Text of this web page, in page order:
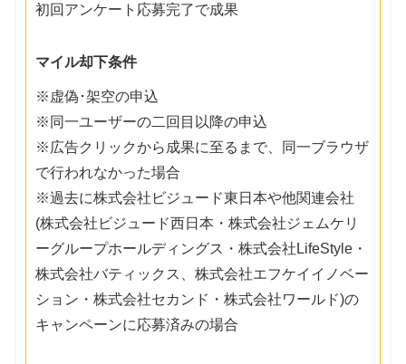
初回アンケート応募完了で成果
マイル却下条件
※虚偽･架空の申込
※同一ユーザーの二回目以降の申込
※広告クリックから成果に至るまで、同一ブラウザ
で行われなかった場合
※過去に株式会社ビジュード東日本や他関連会社
(株式会社ビジュード西日本・株式会社ジェムケリ
ーグループホールディングス・株式会社LifeStyle・
株式会社バティックス、株式会社エフケイイノベー
ション・株式会社セカンド・株式会社ワールド)の
キャンペーンに応募済みの場合